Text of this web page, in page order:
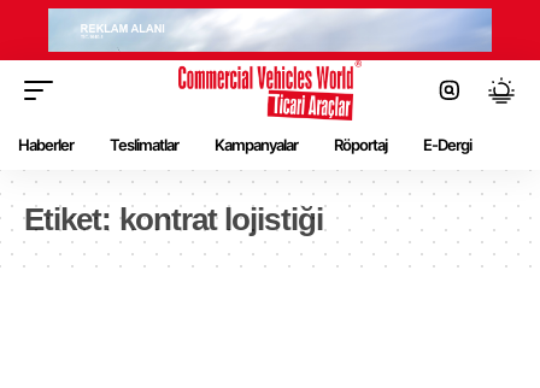
Haberler Teslimatlar Kampanyalar Röportaj E-Dergi
Etiket: kontrat lojistiği